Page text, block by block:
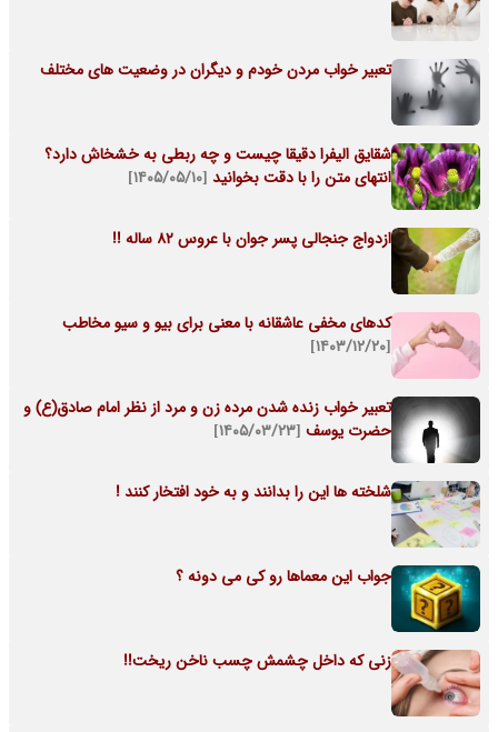
تعبیر خواب مردن خودم و دیگران در وضعیت های مختلف
شقایق الیفرا دقیقا چیست و چه ربطی به خشخاش دارد؟
انتهای متن را با دقت بخوانید [۱۴۰۵/۰۵/۱۰]
ازدواج جنجالی پسر جوان با عروس 82 ساله !!
کدهای مخفی عاشقانه با معنی برای بیو و سیو مخاطب
[۱۴۰۳/۱۲/۲۰]
تعبیر خواب زنده شدن مرده زن و مرد از نظر امام صادق(ع) و
حضرت یوسف [۱۴۰۵/۰۳/۲۳]
شلخته ها این را بدانند و به خود افتخار کنند !
جواب این معماها رو کی می دونه ؟
زنی که داخل چشمش چسب ناخن ریخت!!